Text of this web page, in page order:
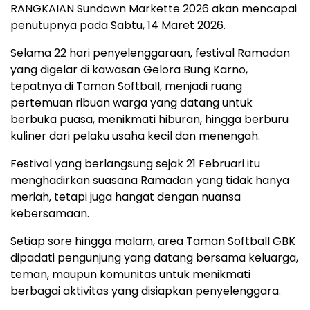
RANGKAIANSundown Markette 2026akan mencapai
penutupnya padaSabtu,14 Maret 2026.
Selama22 hari penyelenggaraan, festival Ramadan
yangdigelardi kawasanGelora Bung Karno,
tepatnyadi TamanSoftball, menjadi ruang
pertemuan ribuanwargayangdatanguntuk
berbuka puasa, menikmati hiburan, hingga berburu
kulinerdari pelakuusaha kecildan menengah.
Festivalyang berlangsungsejak21 Februariitu
menghadirkansuasana Ramadanyang tidak hanya
meriah, tetapijuga hangat dengan nuansa
kebersamaan.
Setiapsore hingga malam,area TamanSoftballGBK
dipadati pengunjungyangdatang bersama keluarga,
teman, maupun komunitasuntuk menikmati
berbagaiaktivitasyangdisiapkan penyelenggara.